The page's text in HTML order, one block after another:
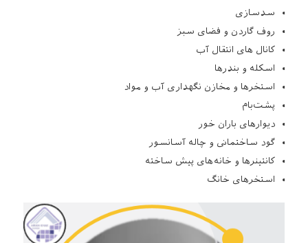
سدسازی
روف گاردن و فضای سبز
کانال‌ های انتقال آب
اسکله و بندرها
استخرها و مخازن نگهداری آب و مواد
پشت‌بام
دیوارهای باران خور
گود ساختمانی و چاله آسانسور
کانتینرها و خانه‌های پیش ‌ساخته
استخرهای خانگ